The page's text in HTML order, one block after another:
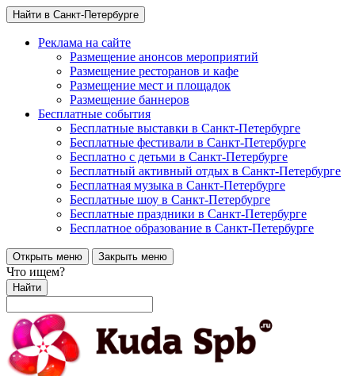
Найти в Санкт-Петербурге
Реклама на сайте
Размещение анонсов мероприятий
Размещение ресторанов и кафе
Размещение мест и площадок
Размещение баннеров
Бесплатные события
Бесплатные выставки в Санкт-Петербурге
Бесплатные фестивали в Санкт-Петербурге
Бесплатно с детьми в Санкт-Петербурге
Бесплатный активный отдых в Санкт-Петербурге
Бесплатная музыка в Санкт-Петербурге
Бесплатные шоу в Санкт-Петербурге
Бесплатные праздники в Санкт-Петербурге
Бесплатное образование в Санкт-Петербурге
Открыть меню Закрыть меню
Что ищем?
Найти